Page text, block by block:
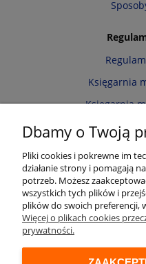
Księgarnia
Księgarnia
Zwroty
Twoje
Dbamy o Twoją
Pliki cookies i pokrewne im
działanie strony i pomagają
potrzeb. Możesz
wszystkich tych plików i
plików do swoich preferencji,
Więcej o plikach cookies
prywatności.